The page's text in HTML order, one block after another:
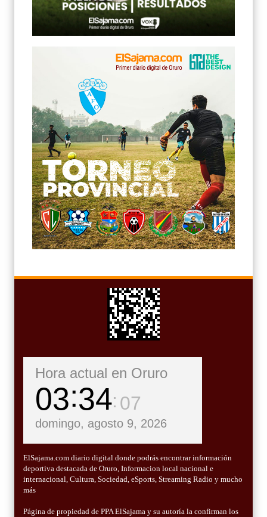
Hora actual en Oruro
03 34 09
domingo, agosto 9, 2026
ElSajama.com diario digital donde podrás encontrar información
deportiva destacada de Oruro, Informacion local nacional e
internacional, Cultura, Sociedad, eSports, Streaming Radio y mucho
más
Página de propiedad de PPA ElSajama y su autoría la confirman los